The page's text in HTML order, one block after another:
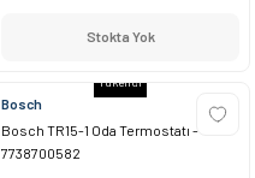
Stokta Yok
Tükendi
Bosch
Bosch TR15-1 Oda Termostatı -
7738700582